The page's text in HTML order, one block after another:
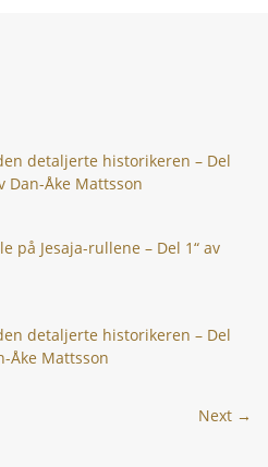
detaljerte historikeren – Del
Dan-Åke Mattsson
på Jesaja-rullene – Del 1“ av
detaljerte historikeren – Del
Åke Mattsson
Next →